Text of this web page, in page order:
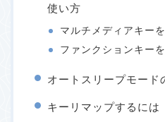
使い方
マルチメディアキー
ファンクションキー
オートスリープモード
キーリマップするには